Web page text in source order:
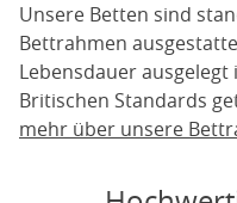
Unsere Betten sind
Bettrahmen
Lebensdauer
Britischen Standards
mehr über unsere